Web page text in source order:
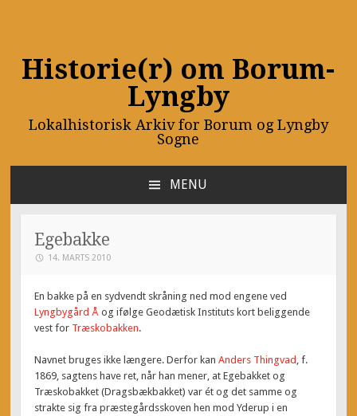
Historie(r) om Borum-
Lyngby
Lokalhistorisk Arkiv for Borum og Lyngby
Sogne
MENU
CONTENT
Egebakke
14. MARTS 2010
En bakke på en sydvendt skråning ned mod engene ved
Lyngbygård Å og ifølge Geodætisk Instituts kort beliggende
vest for Træskobakken.
Navnet bruges ikke længere. Derfor kanAnders Thingvad , f.
1869, sagtens have ret, når han mener, at Egebakket og
Træskobakket (Dragsbækbakket) var ét og det samme og
strakte sig fra præstegårdsskoven hen mod Yderup i en